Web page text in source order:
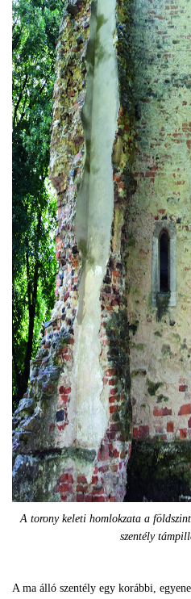
A torony keleti homlokzata a
szentély
A ma álló szentély egy korábbi,